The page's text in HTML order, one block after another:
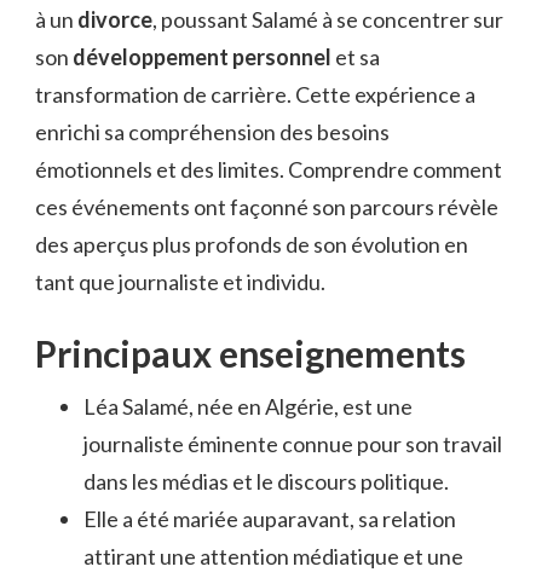
à un divorce, poussant Salamé à se concentrer sur
son développement personnel et sa
transformation de carrière. Cette expérience a
enrichi sa compréhension des besoins
émotionnels et des limites. Comprendre comment
ces événements ont façonné son parcours révèle
des aperçus plus profonds de son évolution en
tant que journaliste et individu.
Principaux enseignements
Léa Salamé, née en Algérie, est une
journaliste éminente connue pour son travail
dans les médias et le discours politique.
Elle a été mariée auparavant, sa relation
attirant une attention médiatique et une